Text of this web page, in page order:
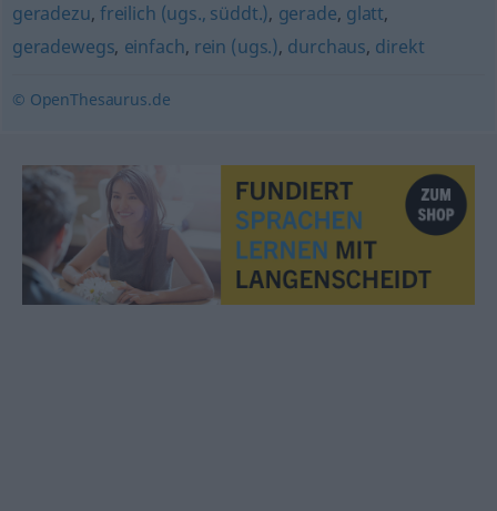
geradezu, freilich (ugs., süddt.), gerade, glatt,
geradewegs, einfach, rein (ugs.), durchaus, direkt
© OpenThesaurus.de